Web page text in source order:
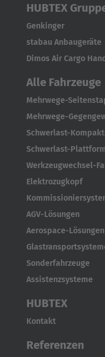
Japan
Japanese
HUBTEX
Genkinger
stabau Anbaugeräte
Dimos Air Cargo
Alle Fahrzeuge
Mehrwege-
Mehrwege-
Schwerlast-
Schwerlast-
Werkzeugwechsel-
Elektrozugkopf
AGV-Lösungen
Aerospace-Lösungen
Sonderfahrzeuge
Assistenzsysteme
HUBTEX
Kontakt
Referenzen